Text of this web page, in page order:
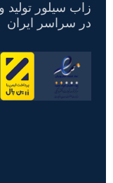
زاب سیلور
در سراسر ایران